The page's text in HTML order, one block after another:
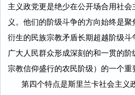
主义政党更是绝少在公开场合用社
义。他们的阶级斗争的方向始终是
衍生的民族宗教矛盾长期超越阶级
广大人民群众形成深刻的和一贯的
宗教信仰盛行的农民阶级）的一个重
第四个特点是斯里兰卡社会主义政